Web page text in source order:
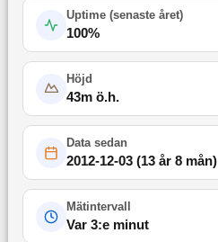
Uptime (senaste året)
100%
Höjd
43m ö.h.
Data sedan
2012-12-03(13 år 8 mån)
Mätintervall
Var 3:e minut